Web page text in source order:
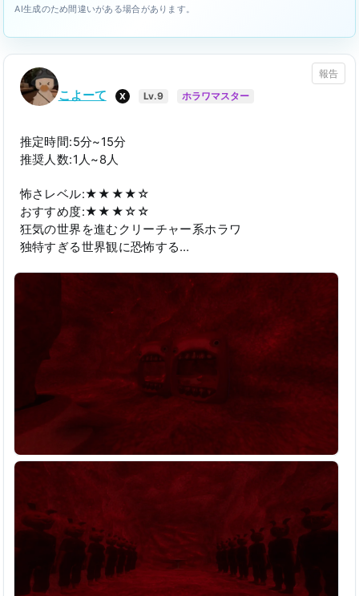
AI生成のため間違いがある場合があります。
報告
こよーて X Lv.9 ホラワマスター
推定時間:5分~15分
推奨人数:1人~8人
怖さレベル:★★★★☆
おすすめ度:★★★☆☆
狂気の世界を進むクリーチャー系ホラワ
独特すぎる世界観に恐怖する…